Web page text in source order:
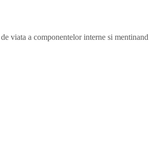
viata a componentelor interne si mentinand